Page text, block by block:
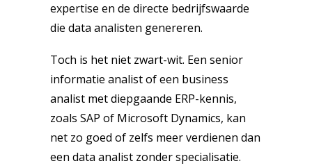
expertise en de directe bedrijfswaarde
die data analisten genereren.
Toch is het niet zwart-wit. Een senior
informatie analist of een business
analist met diepgaande ERP-kennis,
zoals SAP of Microsoft Dynamics, kan
net zo goed of zelfs meer verdienen dan
een data analist zonder specialisatie.